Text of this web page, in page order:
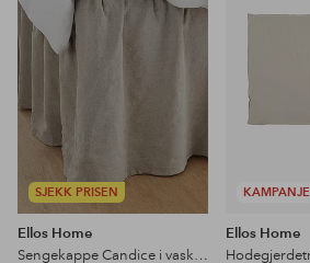
SJEKK PRISEN
Ellos Home
Sengekappe Candice i vasket lin 60 cm
KAMPANJE
Ellos Home